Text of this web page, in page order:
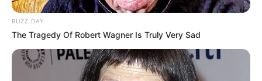
BUZZ DAY
The Tragedy Of Robert Wagner Is Truly Very Sad